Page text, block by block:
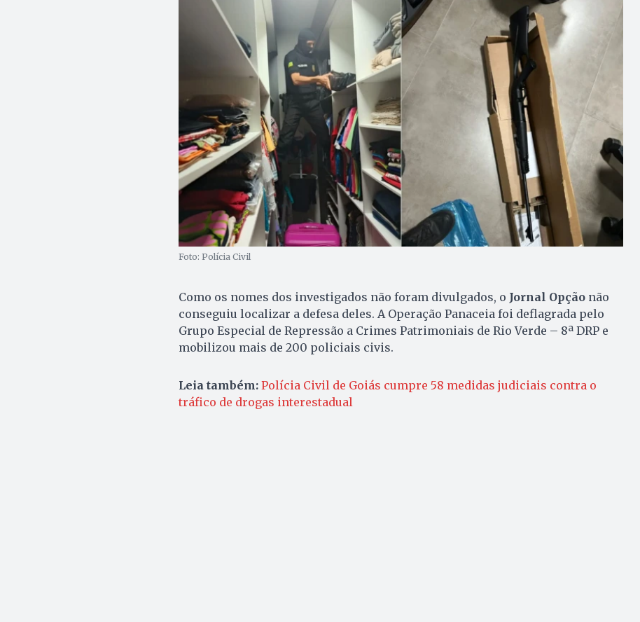
Foto: Polícia Civil
Como os nomes dos investigados não foram divulgados, o Jornal Opçãonão
conseguiu localizar a defesa deles. A Operação Panaceia foi deflagrada pelo
Grupo Especial de Repressão a Crimes Patrimoniais de Rio Verde – 8ª DRP e
mobilizou mais de 200 policiais civis.
Leia também: Polícia Civil de Goiás cumpre 58 medidas judiciais contra o
tráfico de drogas interestadual